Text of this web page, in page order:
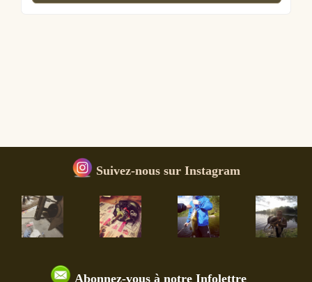
Suivez-nous sur Instagram
Abonnez-vous à notre Infolettre